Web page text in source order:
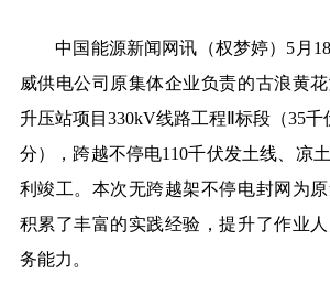
中国能源新闻网讯 （权梦婷） 5月
威供电公司原集体企业负责的古浪黄
升压站项目330kV线路工程Ⅱ标段（35千
分），跨越不停电110千伏发土线、凉
利竣工。本次无跨越架不停电封网为
积累了丰富的实践经验，提升了作业
务能力。